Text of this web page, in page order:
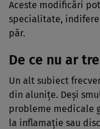
Aceste modificări
specialitate,
păr.
De ce nu ar
Un alt subiect
din alunițe. Deși
probleme medicale
la inflamație sau